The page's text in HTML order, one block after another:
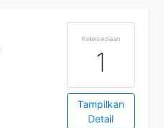
Ketersediaan
1
Tampilkan
Detail